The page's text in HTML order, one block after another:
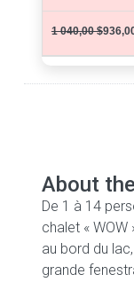
1 040,00 $
About the
De 1 à 14
chalet «
au bord du
grande